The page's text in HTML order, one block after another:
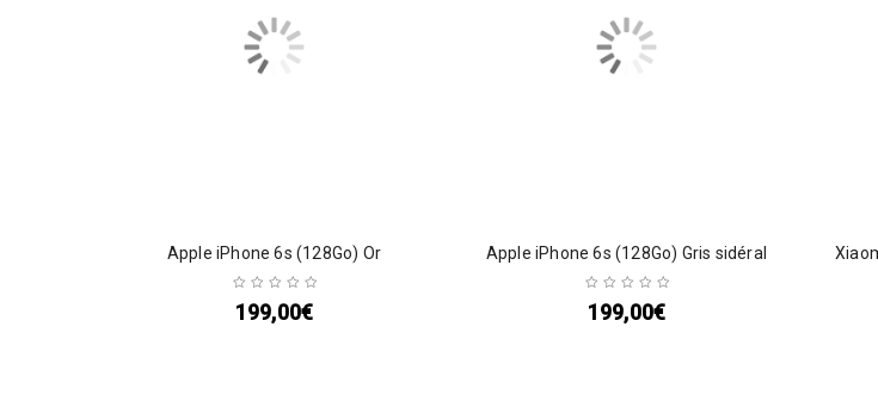
Apple iPhone 6s (128Go) Or
199,00€
Apple iPhone 6s (128Go) Gris sidéral
199,00€